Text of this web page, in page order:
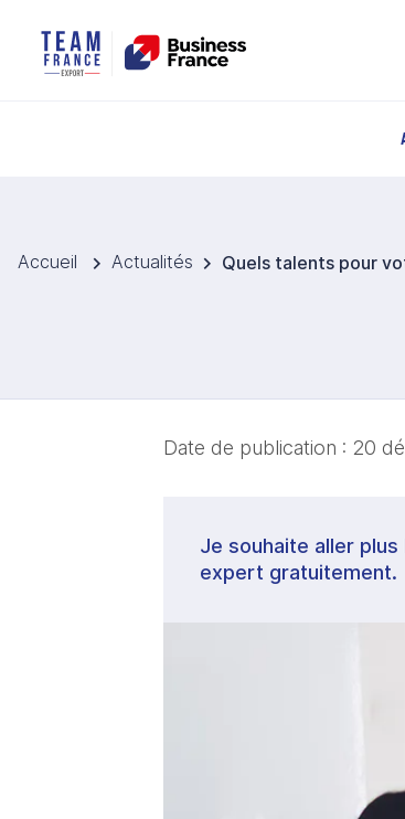
Accueil Actualités
Date de publication : 20
Je souhaite aller
expert gratuitement.